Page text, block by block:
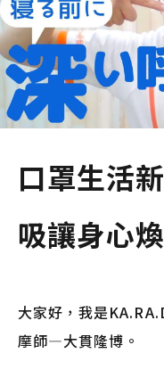
口罩生活
吸讓身心
大家好，我是
摩師—大貫隆博。